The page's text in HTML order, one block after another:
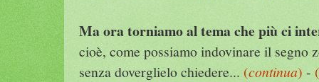
Ma ora torniamo al tema che più ci
cioè, come possiamo indovinare il segno
senza doverglielo chiedere... (continua) - (